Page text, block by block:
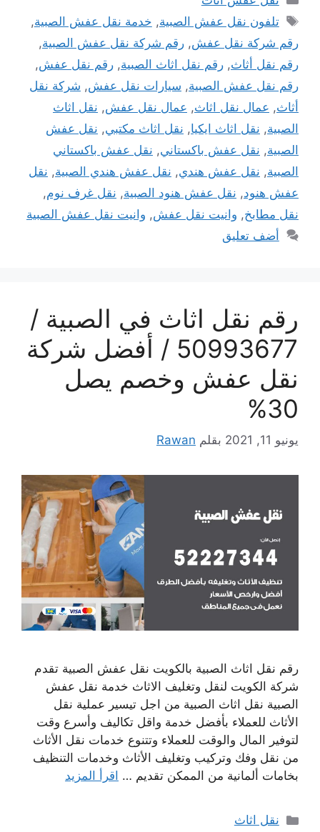
الوسوم
تلفون نقل عفش الصبية, خدمة نقل عفش الصبية,
رقم شركة نقل عفش, رقم شركة نقل عفش الصبية,
رقم نقل أثاث, رقم نقل اثاث الصبية, رقم نقل عفش,
رقم نقل عفش الصبية, سيارات نقل عفش, شركة نقل
أثاث, عمال نقل اثاث, عمال نقل عفش, نقل اثاث
الصبية, نقل اثاث ايكيا, نقل اثاث مكتبي, نقل عفش
الصبية, نقل عفش باكستاني, نقل عفش باكستاني
الصبية, نقل عفش هندي, نقل عفش هندي الصبية, نقل
عفش هنود, نقل عفش هنود الصبية, نقل غرف نوم,
نقل مطابخ, وانيت نقل عفش, وانيت نقل عفش الصبية
أضف تعليق
رقم نقل اثاث في الصبية /
50993677 / أفضل شركة
نقل عفش وخصم يصل
30%
يونيو 11, 2021 بقلم Rawan
رقم نقل اثاث الصبية بالكويت نقل عفش الصبية تقدم
شركة الكويت لنقل وتغليف الاثاث خدمة نقل عفش
الصبية نقل اثاث الصبية من اجل تيسير عملية نقل
الأثاث للعملاء بأفضل خدمة واقل تكاليف وأسرع وقت
لتوفير المال والوقت للعملاء وتتنوع خدمات نقل الأثاث
من نقل وفك وتركيب وتغليف الأثاث وخدمات التنظيف
بخامات ألمانية من الممكن تقديم … اقرأ المزيد
التصنيفات
نقل اثاث